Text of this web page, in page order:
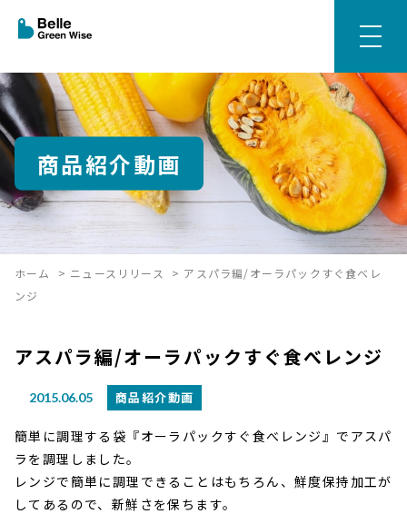
商品紹介動画
ホーム > ニュースリリース > アスパラ編/オーラパックすぐ食べレ
ンジ
アスパラ編/オーラパックすぐ食べレンジ
2015.06.05 商品紹介動画
簡単に調理する袋『オーラパックすぐ食べレンジ』でアスパ
ラを調理しました。
レンジで簡単に調理できることはもちろん、鮮度保持加工が
してあるので、新鮮さを保ちます。